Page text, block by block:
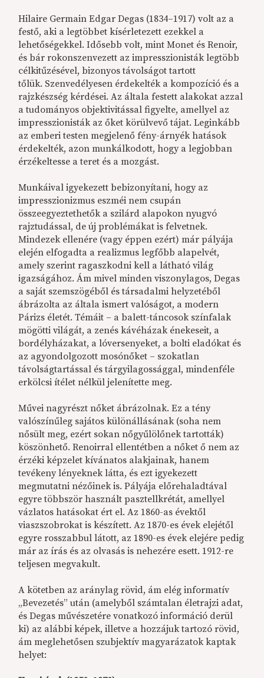
Hilaire Germain Edgar Degas (1834–1917) volt az a
festő, aki a legtöbbet kísérletezett ezekkel a
lehetőségekkel. Idősebb volt, mint Monet és Renoir,
és bár rokonszenvezett az impresszionisták legtöbb
célkitűzésével, bizonyos távolságot tartott
tőlük. Szenvedélyesen érdekelték a kompozíció és a
rajzkészség kérdései. Az általa festett alakokat azzal
a tudományos objektivitással figyelte, amellyel az
impresszionisták az őket körülvevő tájat. Leginkább
az emberi testen megjelenő fény-árnyék hatások
érdekelték, azon munkálkodott, hogy a legjobban
érzékeltesse a teret és a mozgást.
Munkáival igyekezett bebizonyítani, hogy az
impresszionizmus eszméi nem csupán
összeegyeztethetők a szilárd alapokon nyugvó
rajztudással, de új problémákat is felvetnek.
Mindezek ellenére (vagy éppen ezért) már pályája
elején elfogadta a realizmus legfőbb alapelvét,
amely szerint ragaszkodni kell a látható világ
igazságához. Ám mivel minden viszonylagos, Degas
a saját szemszögéből és társadalmi helyzetéből
ábrázolta az általa ismert valóságot, a modern
Párizs életét. Témáit – a balett-táncosok színfalak
mögötti világát, a zenés kávéházak énekeseit, a
bordélyházakat, a lóversenyeket, a bolti eladókat és
az agyondolgozott mosónőket – szokatlan
távolságtartással és tárgyilagossággal, mindenféle
erkölcsi ítélet nélkül jelenítette meg.
Művei nagyrészt nőket ábrázolnak. Ez a tény
valószínűleg sajátos különállásának (soha nem
nősült meg, ezért sokan nőgyűlölőnek tartották)
köszönhető. Renoirral ellentétben a nőket ő nem az
érzéki képzelet kívánatos alakjainak, hanem
tevékeny lényeknek látta, és ezt igyekezett
megmutatni nézőinek is. Pályája előrehaladtával
egyre többször használt pasztellkrétát, amellyel
vázlatos hatásokat ért el. Az 1860-as évektől
viaszszobrokat is készített. Az 1870-es évek elejétől
egyre rosszabbul látott, az 1890-es évek elejére pedig
már az írás és az olvasás is nehezére esett. 1912-re
teljesen megvakult.
A kötetben az aránylag rövid, ám elég informatív
„Bevezetés” után (amelyből számtalan életrajzi adat,
és Degas művészetére vonatkozó információ derül
ki) az alábbi képek, illetve a hozzájuk tartozó rövid,
ám meglehetősen szubjektív magyarázatok kaptak
helyet: